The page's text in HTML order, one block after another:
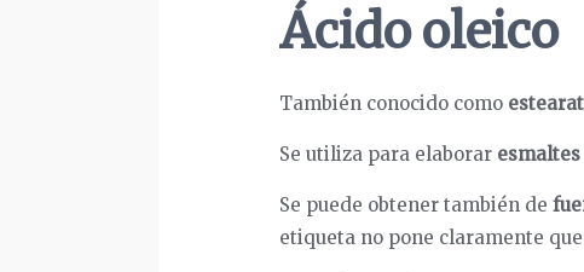
Ácido oleico
También conocido como
Se utiliza para elaborar esmaltes
Se puede obtener también de
etiqueta no pone claramente